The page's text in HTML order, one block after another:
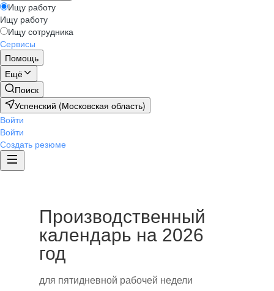
Ищу работу
Ищу работу
Ищу сотрудника
Сервисы
Помощь
Ещё
Поиск
Успенский (Московская область)
Войти
Войти
Создать резюме
Производственный
календарь на 2026
год
для пятидневной рабочей недели